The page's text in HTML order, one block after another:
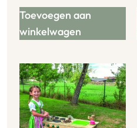
Toevoegen aan
winkelwagen